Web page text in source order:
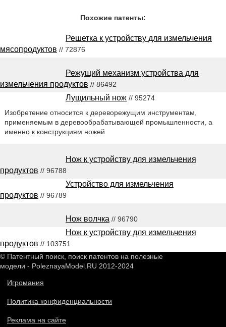
Похожие патенты:
Решетка к устройству для измельчения
мясопродуктов // 72876
Режущий механизм устройства для
измельчения продуктов // 86492
Лущильный нож // 95274
Изобретение относится к дереворежущим инструментам,
применяемым в деревообрабатывающей промышленности, а
именно к конструкциям ножей
Нож к устройству для измельчения
продуктов // 96788
Устройство для измельчения
продуктов // 96789
Нож волчка // 96790
Нож к устройству для измельчения
продуктов // 103751
© Патентный поиск, поиск патентов на полезные
модели - PoleznayaModel.RU 2012-2024
Игромания
Политика конфиденциальности
Реклама на сайте